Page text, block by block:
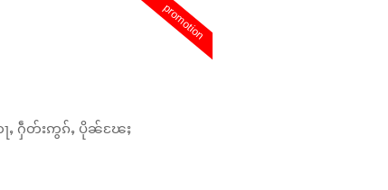
promotion
ႃႇ ႁဵတ်းဢွၵ်ႇ ပိုၼ်ၽႄႈ